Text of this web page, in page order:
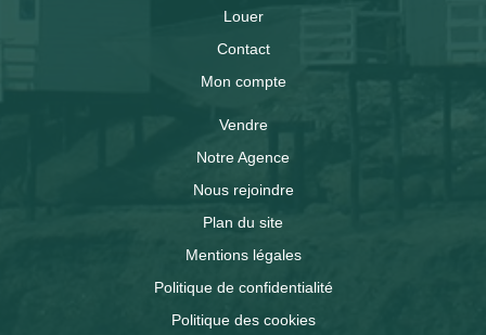
Louer
Contact
Mon compte
Vendre
Notre Agence
Nous rejoindre
Plan du site
Mentions légales
Politique de confidentialité
Politique des cookies